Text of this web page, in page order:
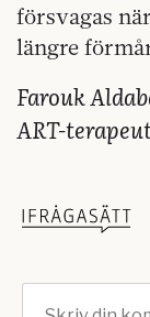
försvagas
längre
Farouk
ART-